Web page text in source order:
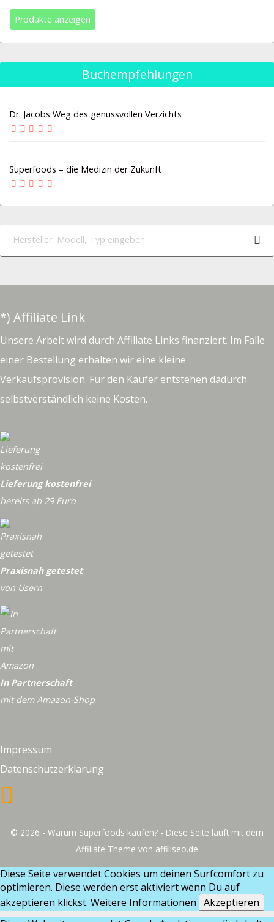
Buchempfehlungen
Dr. Jacobs Weg des genussvollen Verzichts
Superfoods – die Medizin der Zukunft
*) Affiliate Link
Unsere Arbeit wird durch Affiliate Links finanziert. Im Falle
einer Bestellung erhalten wir eine kleine
Verkaufsprovision. Für den Käufer entstehen dadurch
selbstverständlich keine Kosten.
Lieferung kostenfrei
bereits ab 29 Euro
Praxisnah getestet
von Usern
In Partnerschaft
mit dem Amazon-Shop
Impressum
Datenschutzerklärung
© 2026 - Warum Superfoods kaufen? - Diese Seite läuft mit dem
Affiliate Theme von affiliseo.de
Diese Seite verwendet Cookies um deinen Surfcomfort zu
optimieren. Diese werden erst aktiviert wenn Du auf
akzeptieren klickst. Weitere Informationen Akzeptieren